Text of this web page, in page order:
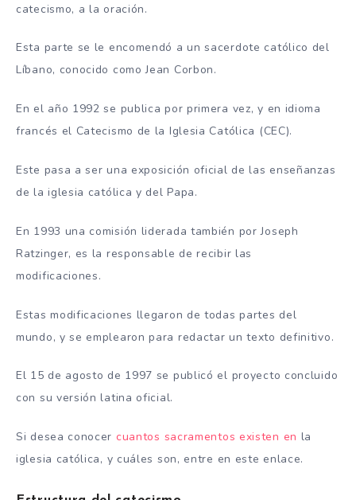
catecismo, a la oración.
Esta parte se le encomendó a un sacerdote católico del
Líbano, conocido como Jean Corbon.
En el año 1992 se publica por primera vez, y en idioma
francés el Catecismo de la Iglesia Católica (CEC).
Este pasa a ser una exposición oficial de las enseñanzas
de la iglesia católica y del Papa.
En 1993 una comisión liderada también por Joseph
Ratzinger, es la responsable de recibir las
modificaciones.
Estas modificaciones llegaron de todas partes del
mundo, y se emplearon para redactar un texto definitivo.
El 15 de agosto de 1997 se publicó el proyecto concluido
con su versión latina oficial.
Si desea conocer cuantos sacramentos existen en la
iglesia católica, y cuáles son, entre en este enlace.